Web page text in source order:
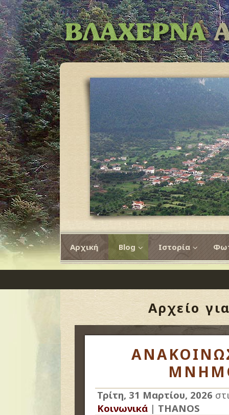
Αρχική Blog Ιστορία
Αρχείο
Τρίτη, 31 Μαρτίου, 2026
Κοινωνικά | THANOS